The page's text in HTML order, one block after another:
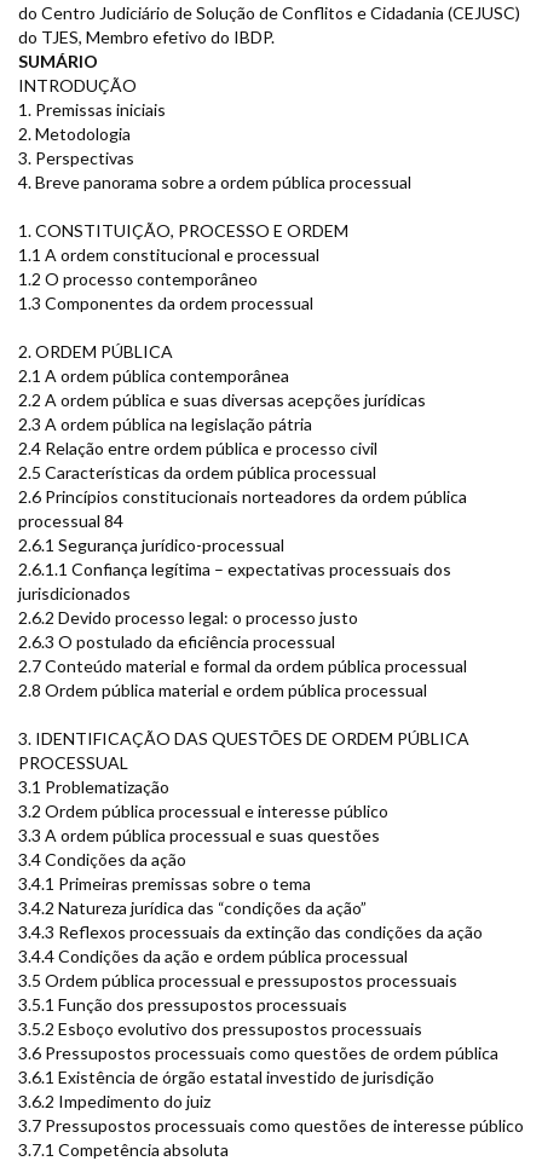
do Centro Judiciário de Solução de Conflitos e Cidadania (CEJUSC)
do TJES, Membro efetivo do IBDP.
SUMÁRIO
INTRODUÇÃO
1. Premissas iniciais
2. Metodologia
3. Perspectivas
4. Breve panorama sobre a ordem pública processual
1. CONSTITUIÇÃO, PROCESSO E ORDEM
1.1 A ordem constitucional e processual
1.2 O processo contemporâneo
1.3 Componentes da ordem processual
2. ORDEM PÚBLICA
2.1 A ordem pública contemporânea
2.2 A ordem pública e suas diversas acepções jurídicas
2.3 A ordem pública na legislação pátria
2.4 Relação entre ordem pública e processo civil
2.5 Características da ordem pública processual
2.6 Princípios constitucionais norteadores da ordem pública
processual 84
2.6.1 Segurança jurídico-processual
2.6.1.1 Confiança legítima – expectativas processuais dos
jurisdicionados
2.6.2 Devido processo legal: o processo justo
2.6.3 O postulado da eficiência processual
2.7 Conteúdo material e formal da ordem pública processual
2.8 Ordem pública material e ordem pública processual
3. IDENTIFICAÇÃO DAS QUESTÕES DE ORDEM PÚBLICA
PROCESSUAL
3.1 Problematização
3.2 Ordem pública processual e interesse público
3.3 A ordem pública processual e suas questões
3.4 Condições da ação
3.4.1 Primeiras premissas sobre o tema
3.4.2 Natureza jurídica das “condições da ação”
3.4.3 Reflexos processuais da extinção das condições da ação
3.4.4 Condições da ação e ordem pública processual
3.5 Ordem pública processual e pressupostos processuais
3.5.1 Função dos pressupostos processuais
3.5.2 Esboço evolutivo dos pressupostos processuais
3.6 Pressupostos processuais como questões de ordem pública
3.6.1 Existência de órgão estatal investido de jurisdição
3.6.2 Impedimento do juiz
3.7 Pressupostos processuais como questões de interesse público
3.7.1 Competência absoluta